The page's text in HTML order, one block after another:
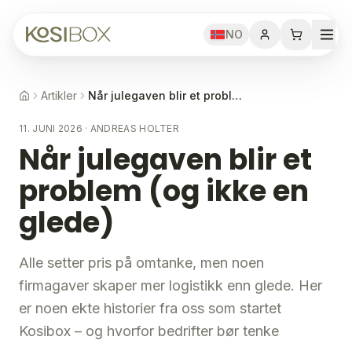
NO
Artikler Når julegaven blir et problem (og ikke en glede)
11. JUNI 2026 · ANDREAS HOLTER
Når julegaven blir et
problem (og ikke en
glede)
Alle setter pris på omtanke, men noen
firmagaver skaper mer logistikk enn glede. Her
er noen ekte historier fra oss som startet
Kosibox – og hvorfor bedrifter bør tenke